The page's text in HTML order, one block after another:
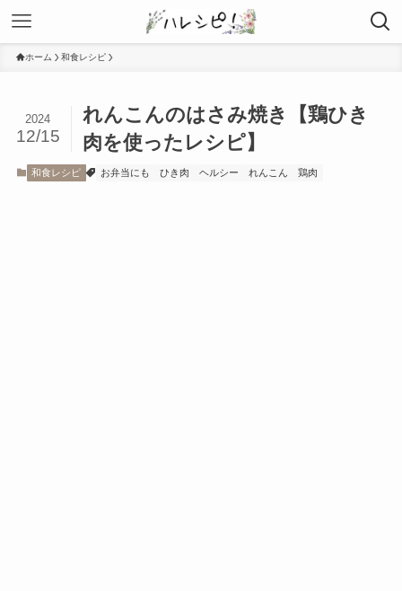
ホーム 和食レシピ
れんこんのはさみ焼き【鶏ひき
肉を使ったレシピ】
2024
12/15
和食レシピ お弁当にも ひき肉 ヘルシー れんこん 鶏肉